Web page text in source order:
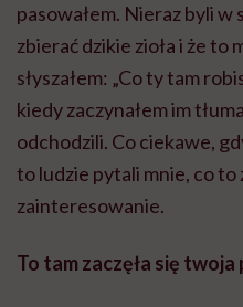
pasowałem. Nieraz byli w
zbierać dzikie zioła i że to
słyszałem: „Co ty tam
kiedy zaczynałem im
odchodzili. Co ciekawe,
to ludzie pytali mnie, co to
zainteresowanie.
To tam zaczęła się